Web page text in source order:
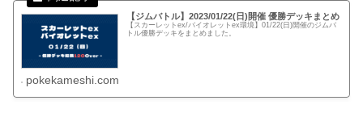
【ジムバトル】2023/01/22(日)開催 優勝デッキまとめ
【スカーレットex/バイオレットex環境】01/22(日)開催のジムバ
トル優勝デッキをまとめました。
pokekameshi.com